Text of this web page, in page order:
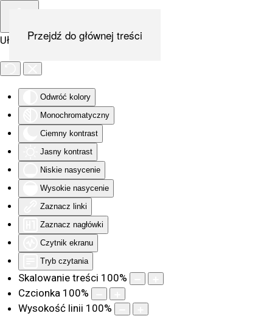
Ułatwienia dostępu
Odwróć kolory
Monochromatyczny
Ciemny kontrast
Jasny kontrast
Niskie nasycenie
Wysokie nasycenie
Zaznacz linki
Zaznacz nagłówki
Czytnik ekranu
Tryb czytania
Skalowanie treści 100%
Czcionka 100%
Wysokość linii 100%
Przejdź do głównej treści